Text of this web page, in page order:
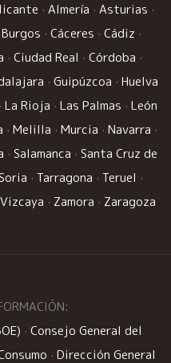
· Almería · Asturias ·
Burgos · Cáceres · Cádiz ·
· Ciudad Real · Córdoba ·
· Guipúzcoa · Huelva
· La Rioja · Las Palmas · León
· Melilla · Murcia · Navarra ·
· Salamanca · Santa Cruz de
· Tarragona · Teruel ·
Vizcaya · Zamora · Zaragoza
· Consejo General del
· Dirección General